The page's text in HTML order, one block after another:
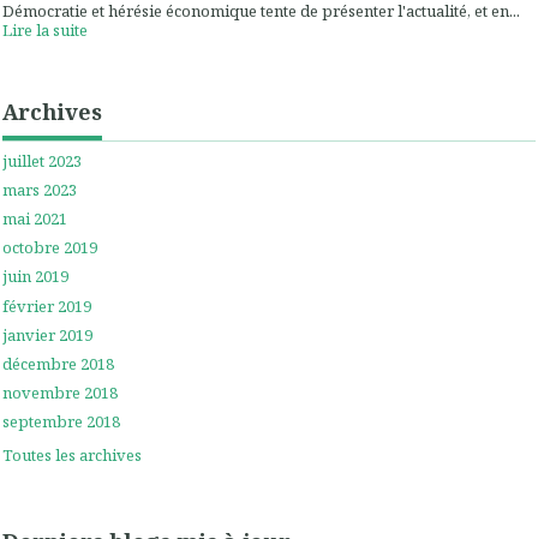
Démocratie et hérésie économique tente de présenter l'actualité, et en...
Lire la suite
Archives
juillet 2023
mars 2023
mai 2021
octobre 2019
juin 2019
février 2019
janvier 2019
décembre 2018
novembre 2018
septembre 2018
Toutes les archives